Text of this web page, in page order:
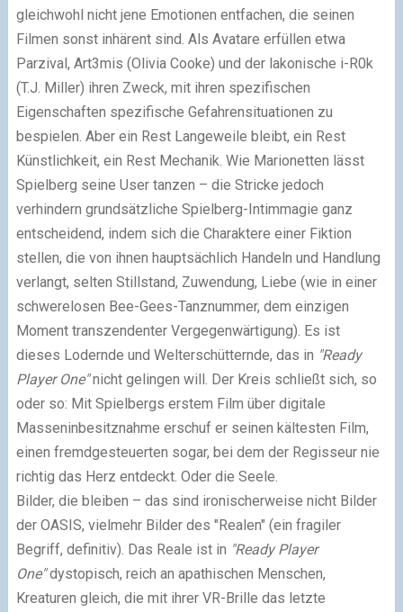
gleichwohl nicht jene Emotionen entfachen, die seinen
Filmen sonst inhärent sind. Als Avatare erfüllen etwa
Parzival, Art3mis (Olivia Cooke) und der lakonische i-R0k
(T.J. Miller) ihren Zweck, mit ihren spezifischen
Eigenschaften spezifische Gefahrensituationen zu
bespielen. Aber ein Rest Langeweile bleibt, ein Rest
Künstlichkeit, ein Rest Mechanik. Wie Marionetten lässt
Spielberg seine User tanzen – die Stricke jedoch
verhindern grundsätzliche Spielberg-Intimmagie ganz
entscheidend, indem sich die Charaktere einer Fiktion
stellen, die von ihnen hauptsächlich Handeln und Handlung
verlangt, selten Stillstand, Zuwendung, Liebe (wie in einer
schwerelosen Bee-Gees-Tanznummer, dem einzigen
Moment transzendenter Vergegenwärtigung). Es ist
dieses Lodernde und Welterschütternde, das in "Ready
Player One"nicht gelingen will. Der Kreis schließt sich, so
oder so: Mit Spielbergs erstem Film über digitale
Masseninbesitznahme erschuf er seinen kältesten Film,
einen fremdgesteuerten sogar, bei dem der Regisseur nie
richtig das Herz entdeckt. Oder die Seele.
Bilder, die bleiben – das sind ironischerweise nicht Bilder
der OASIS, vielmehr Bilder des "Realen" (ein fragiler
Begriff, definitiv). Das Reale ist in "Ready Player
One"dystopisch, reich an apathischen Menschen,
Kreaturen gleich, die mit ihrer VR-Brille das letzte